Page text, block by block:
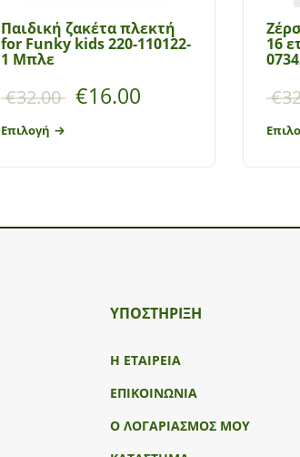
Παιδική ζακέτα πλεκτή
for Funky kids 220-110122-
1 Μπλε
€32.00 €16.00
Επιλογή
16
€
ΥΠΟΣΤΉΡΙΞΗ
Η ΕΤΑΙΡΕΙΑ
ΕΠΙΚΟΙΝΩΝΙΑ
Ο ΛΟΓΑΡΙΑΣΜΟΣ ΜΟΥ